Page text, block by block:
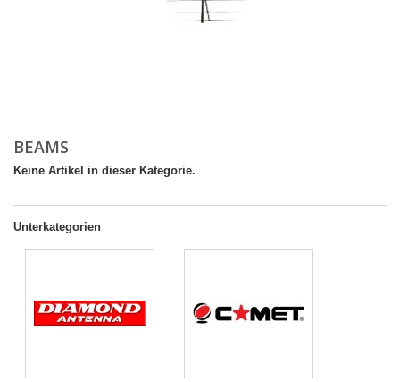
BEAMS
Keine Artikel in dieser Kategorie.
Unterkategorien